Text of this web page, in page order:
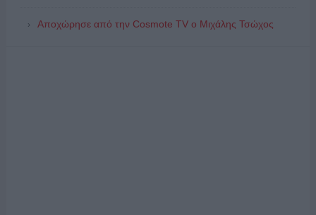
Αποχώρησε από την Cosmote TV o Μιχάλης Τσώχος